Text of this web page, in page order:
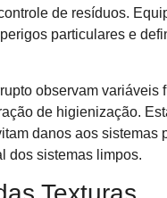
de resíduos.
particulares e
observam variáveis
de higienização.
danos aos sistemas
dos sistemas limpos.